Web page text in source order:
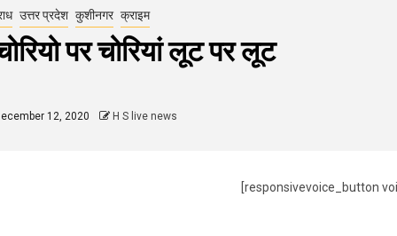
उत्तर प्रदेश कुशीनगर क्राइम
पर चोरियां लूट पर लूट
12, 2020 H S live news
[responsivevoice_button